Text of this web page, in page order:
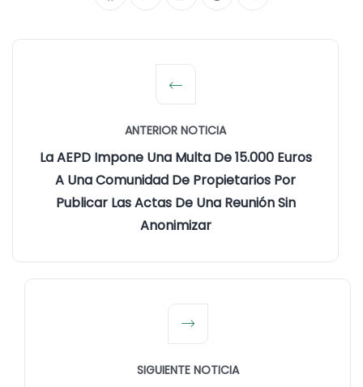
ANTERIOR NOTICIA
La AEPD Impone Una Multa De 15.000 Euros
A Una Comunidad De Propietarios Por
Publicar Las Actas De Una Reunión Sin
Anonimizar
SIGUIENTE NOTICIA